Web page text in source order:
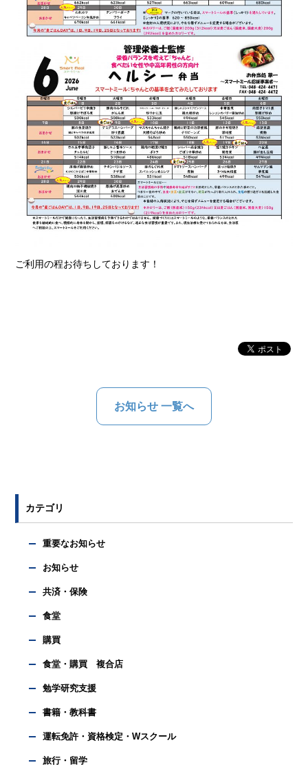
ご利用の程お待ちしております！
お知らせ 一覧へ
カテゴリ
重要なお知らせ
お知らせ
共済・保険
食堂
購買
食堂・購買 複合店
勉学研究支援
書籍・教科書
運転免許・資格検定・Wスクール
旅行・留学